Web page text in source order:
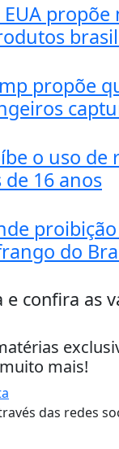
propõe
o uso de
16 anos
do
e confira as
mais!
das redes